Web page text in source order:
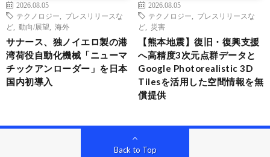
2026.08.05
テクノロジー
プレスリリースな
ど
動向/展望 海外
サナース、独ノイエロ製の港
湾荷役自動化機械「ニューマ
チックアンローダー」を日本
国内初導入
2026.08.05
テクノロジー
プレスリリースな
ど
災害
【熊本地震】復旧・復興支援
へ高精度3次元点群データと
Google Photorealistic 3D
Tilesを活用した空間情報を無
償提供
Back to Top